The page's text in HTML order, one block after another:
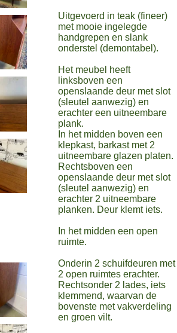
Uitgevoerd in teak (fineer)
met mooie ingelegde
handgrepen en slank
onderstel (demontabel).
Het meubel heeft
linksboven een
openslaande deur met slot
(sleutel aanwezig) en
erachter een uitneembare
plank.
In het midden boven een
klepkast, barkast met 2
uitneembare glazen platen.
Rechtsboven een
openslaande deur met slot
(sleutel aanwezig) en
erachter 2 uitneembare
planken. Deur klemt iets.
In het midden een open
ruimte.
Onderin 2 schuifdeuren met
2 open ruimtes erachter.
Rechtsonder 2 lades, iets
klemmend, waarvan de
bovenste met vakverdeling
en groen vilt.